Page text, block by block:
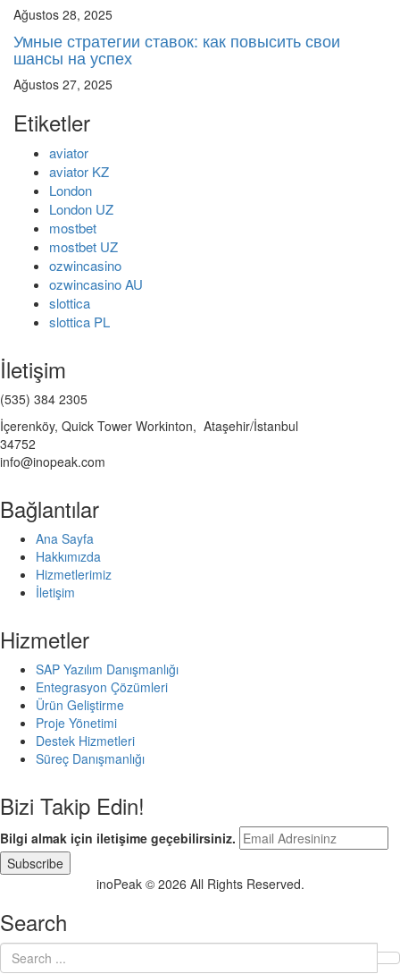
Ağustos 28, 2025
Умные стратегии ставок: как повысить свои
шансы на успех
Ağustos 27, 2025
Etiketler
aviator
aviator KZ
London
London UZ
mostbet
mostbet UZ
ozwincasino
ozwincasino AU
slottica
slottica PL
İletişim
(535) 384 2305
İçerenköy, Quick Tower Workinton, Ataşehir/İstanbul
34752
info@inopeak.com
Bağlantılar
Ana Sayfa
Hakkımızda
Hizmetlerimiz
İletişim
Hizmetler
SAP Yazılım Danışmanlığı
Entegrasyon Çözümleri
Ürün Geliştirme
Proje Yönetimi
Destek Hizmetleri
Süreç Danışmanlığı
Bizi Takip Edin!
Bilgi almak için iletişime geçebilirsiniz.
inoPeak © 2026 All Rights Reserved.
Search